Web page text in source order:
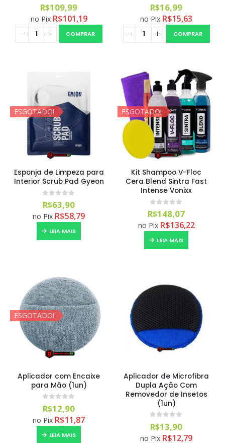
0out of 5
R$109,99
no Pix R$101,19
COMPRAR
0 out of 5
R$16,99
no Pix R$15,63
COMPRAR
ESGOTADO!
Esponja de Limpeza para
Interior Scrub Pad Gyeon
R$63,90
no Pix R$58,79
LEIA MAIS
ESGOTADO!
Kit Shampoo V-Floc
Cera Blend Sintra Fast
Intense Vonixx
R$148,07
no Pix R$136,22
LEIA MAIS
ESGOTADO!
Aplicador com Encaixe
para Mão (1un)
R$12,90
no Pix R$11,87
LEIA MAIS
Aplicador de Microfibra
Dupla Ação Com
Removedor de Insetos
(1un)
R$13,90
no Pix R$12,79
0out of 5
R$ 15,00